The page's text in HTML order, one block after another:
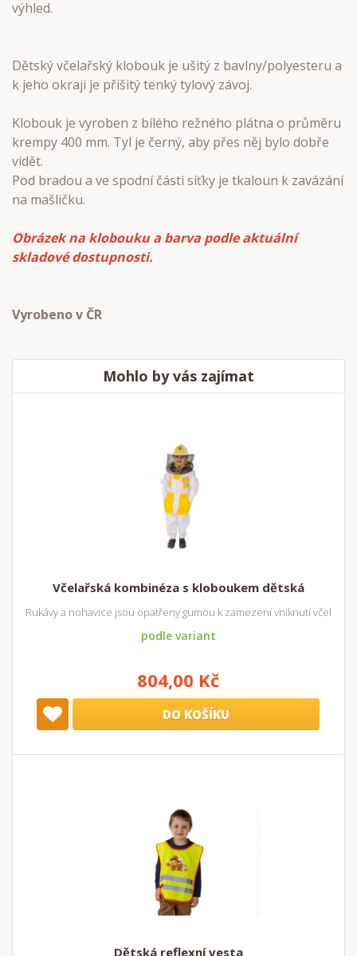
výhled.
Dětský včelařský klobouk je ušitý z bavlny/polyesteru a
k jeho okraji je přišitý tenký tylový závoj.
Klobouk je vyroben z bílého režného plátna o průměru
krempy 400 mm. Tyl je černý, aby přes něj bylo dobře
vidět.
Pod bradou a ve spodní části síťky je tkaloun k zavázání
na mašličku.
Obrázek na klobouku a barva podle aktuální
skladové dostupnosti.
Vyrobeno v ČR
Mohlo by vás zajímat
Včelařská kombinéza s kloboukem dětská
Rukávy a nohavice jsou opatřeny gumou k zamezení vniknutí včel
podle variant
804,00 Kč
DO KOŠÍKU
Dětská reflexní vesta